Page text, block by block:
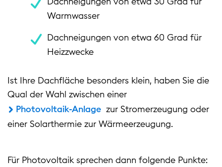
Warmwasser
Dachneigungen von etwa 60 Grad für
Heizzwecke
Ist Ihre Dachfläche besonders klein, haben Sie die
Qual der Wahl zwischen einer
Photovoltaik-Anlage zur Stromerzeugung oder
einer Solarthermie zur Wärmeerzeugung.
Für Photovoltaik sprechen dann folgende Punkte: